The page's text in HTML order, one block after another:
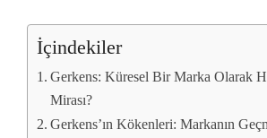
İçindekiler
Gerkens: Küresel Bir Marka Olarak
Mirası?
Gerkens’ın Kökenleri: Markanın